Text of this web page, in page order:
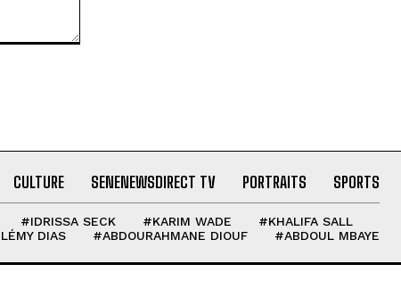
CULTURE SENENEWSDIRECT TV PORTRAITS SPORTS
#IDRISSA SECK #KARIM WADE
#KHALIFA SALL
DIAS
#ABDOURAHMANE DIOUF #ABDOUL MBAYE